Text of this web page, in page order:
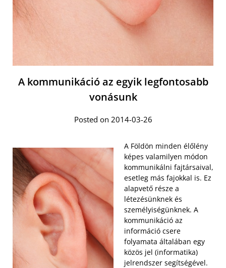
A kommunikáció az egyik legfontosabb
vonásunk
Posted on 2014-03-26
A Földön minden élőlény
képes valamilyen módon
kommunikálni fajtársaival,
esetleg más fajokkal is. Ez
alapvető része a
létezésünknek és
személyiségünknek. A
kommunikáció az
információ csere
folyamata általában egy
közös jel (informatika)
jelrendszer segítségével.